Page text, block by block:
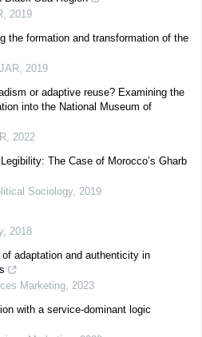
2019
the formation and transformation of the
2019
or adaptive reuse? Examining the
into the National Museum of
2022
The Case of Morocco’s Gharb
Sociology, 2019
, 2018
adaptation and authenticity in
Marketing 2023
with a service-dominant logic